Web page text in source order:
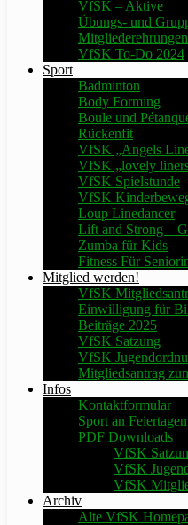
VfSK – Aktive
Übungs- und
Mitgliederehrungen
VfSK To-Do 2024
Sport
Badminton
Body Forming
Boule und
Rückenfit
VfSK „Angels
VfSK „lovely
VfSK Spielstunde
VfSK
Loup Linedancer
Lift and Strong –
Zumba für Kids
Fitness Für
Mitglied werden!
VfSK
Einwilligung für
Beiträge 2025
VfSK Satzung
VfSK
Mitgliedsantrag
Infos
Kontaktformular
Sport an Feiertagen
PDF Downloads
VfSK
VfSK
VfSK
Archiv
Alte VfSK